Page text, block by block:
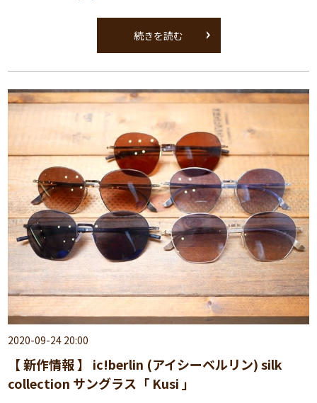
続きを読む
2020-09-24 20:00
【 新作情報 】 ic!berlin (アイシーベルリン) silk
collection サングラス「 Kusi 」